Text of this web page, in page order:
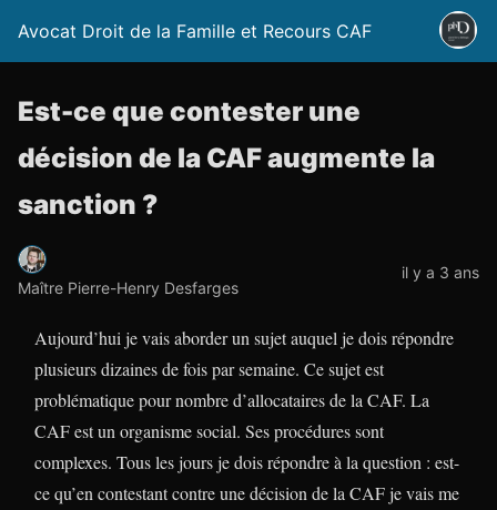
Avocat Droit de la Famille et Recours CAF
Est-ce que contester une
décision de la CAF augmente la
sanction ?
Maître Pierre-Henry Desfarges
il y a 3 ans
Aujourd’hui je vais aborder un sujet auquel je dois répondre
plusieurs dizaines de fois par semaine. Ce sujet est
problématique pour nombre d’allocataires de la CAF. La
CAF est un organisme social. Ses procédures sont
complexes. Tous les jours je dois répondre à la question : est-
ce qu’en contestant contre une décision de la CAF je vais me